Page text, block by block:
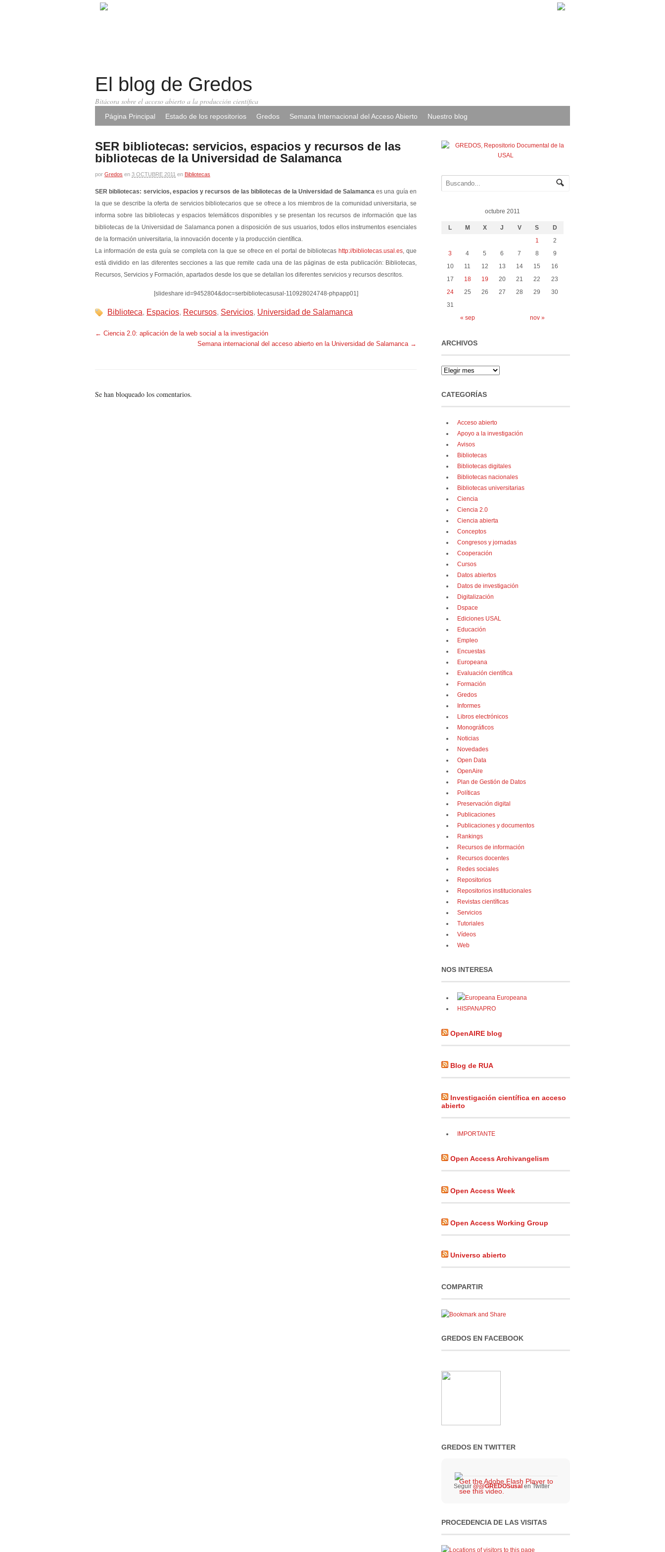
El blog de Gredos
Bitácora sobre el acceso abierto a la producción científica
Página Principal Estado de los repositorios Gredos Semana Internacional del Acceso Abierto Nuestro blog
SER bibliotecas: servicios, espacios y recursos de las
bibliotecas de la Universidad de Salamanca
por Gredos en 3 OCTUBRE 2011 en Bibliotecas
SER bibliotecas: servicios, espacios y recursos de las bibliotecas de la Universidad de Salamanca es una guía en
la que se describe la oferta de servicios bibliotecarios que se ofrece a los miembros de la comunidad universitaria, se
informa sobre las bibliotecas y espacios telemáticos disponibles y se presentan los recursos de información que las
bibliotecas de la Universidad de Salamanca ponen a disposición de sus usuarios, todos ellos instrumentos esenciales
de la formación universitaria, la innovación docente y la producción científica.
La información de esta guía se completa con la que se ofrece en el portal de bibliotecashttp://bibliotecas.usal.es , que
está dividido en las diferentes secciones a las que remite cada una de las páginas de esta publicación: Bibliotecas,
Recursos, Servicios y Formación, apartados desde los que se detallan los diferentes servicios y recursos descritos.
[slideshare id=9452804&doc=serbibliotecasusal-110928024748-phpapp01]
Biblioteca, Espacios, Recursos, Servicios, Universidad de Salamanca
← Ciencia 2.0: aplicación de la web social a la investigación
Semana internacional del acceso abierto en la Universidad de Salamanca →
Se han bloqueado los comentarios.
octubre 2011
L M X J V S D
« sep nov »
1
2
3
4 5 6 7 8
9
10
11 12 13 14 15
16
17
18 19 20 21 22
23
24
25 26 27 28 29
30
31
ARCHIVOS
CATEGORÍAS
Acceso abierto
Apoyo a la investigación
Avisos
Bibliotecas
Bibliotecas digitales
Bibliotecas nacionales
Bibliotecas universitarias
Ciencia
Ciencia 2.0
Ciencia abierta
Conceptos
Congresos y jornadas
Cooperación
Cursos
Datos abiertos
Datos de investigación
Digitalización
Dspace
Ediciones USAL
Educación
Empleo
Encuestas
Europeana
Evaluación científica
Formación
Gredos
Informes
Libros electrónicos
Monográficos
Noticias
Novedades
Open Data
OpenAire
Plan de Gestión de Datos
Políticas
Preservación digital
Publicaciones
Publicaciones y documentos
Rankings
Recursos de información
Recursos docentes
Redes sociales
Repositorios
Repositorios institucionales
Revistas científicas
Servicios
Tutoriales
Vídeos
Web
NOS INTERESA
Europeana
HISPANAPRO
OpenAIRE blog
Blog de RUA
Investigación científica en acceso
abierto
IMPORTANTE
Open Access Archivangelism
Open Access Week
Open Access Working Group
Universo abierto
COMPARTIR
GREDOS EN FACEBOOK
GREDOS EN TWITTER
Seguir @@GREDOSusal en Twitter
PROCEDENCIA DE LAS VISITAS
Get the Adobe Flash Player to
see this video.